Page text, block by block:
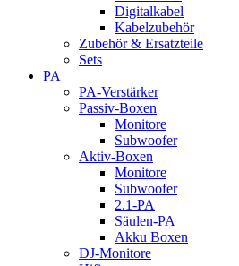
Digitalkabel
Kabelzubehör
Zubehör & Ersatzteile
Sets
PA
PA-Verstärker
Passiv-Boxen
Monitore
Subwoofer
Aktiv-Boxen
Monitore
Subwoofer
2.1-PA
Säulen-PA
Akku Boxen
DJ-Monitore